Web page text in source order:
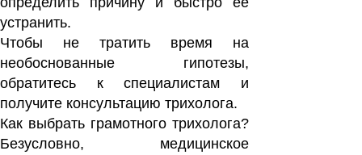
устранить.
Чтобы не тратить время на
необоснованные гипотезы,
обратитесь к специалистам и
получите консультацию трихолога.
Как выбрать грамотного трихолога?
Безусловно, медицинское